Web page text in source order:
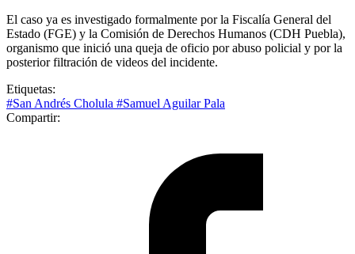
El caso ya es investigado formalmente por la Fiscalía General del
Estado (FGE) y la Comisión de Derechos Humanos (CDH Puebla),
organismo que inició una queja de oficio por abuso policial y por la
posterior filtración de videos del incidente.
Etiquetas:
#San Andrés Cholula #Samuel Aguilar Pala
Compartir: